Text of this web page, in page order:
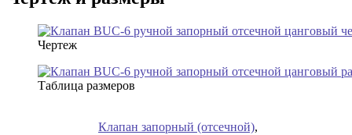
Чертеж
Таблица размеров
Клапан запорный (отсечной),